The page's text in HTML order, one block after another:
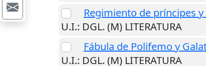
Regimiento de príncipes
U.I.: DGL. (M) LITERATURA
Fábula de Polifemo y
U.I.: DGL. (M) LITERATURA